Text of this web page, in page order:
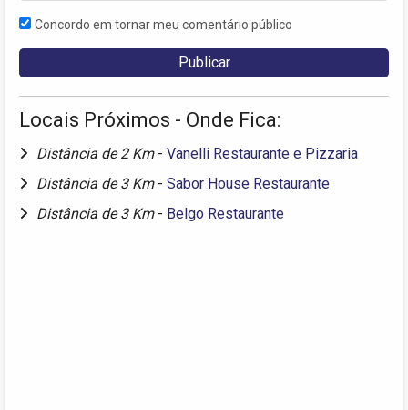
Concordo em tornar meu comentário público
Locais Próximos - Onde Fica:
Distância de 2 Km - Vanelli Restaurante e Pizzaria
Distância de 3 Km - Sabor House Restaurante
Distância de 3 Km - Belgo Restaurante